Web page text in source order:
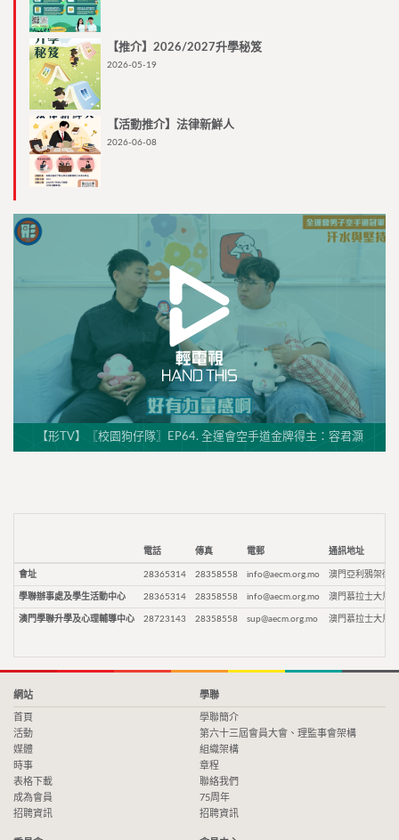
【推介】2026/2027升學秘笈
2026-05-19
【活動推介】法律新鮮人
2026-06-08
【形TV】〖校園狗仔隊〗EP64. 全運會空手道金牌得主：容君灝
電話 傳真 電郵 通訊地址
會址 28365314 28358558 info@aecm.org.mo 澳門亞利鴉架街9
學聯辦事處及學生活動中心 28365314 28358558 info@aecm.org.mo 澳門慕拉士大馬
澳門學聯升學及心理輔導中心 28723143 28358558 sup@aecm.org.mo 澳門慕拉士大馬
網站
首頁
活動
媒體
時事
表格下載
成為會員
招聘資訊
學聯
學聯簡介
第六十三屆會員大會、理監事會架構
組織架構
章程
聯絡我們
75周年
招聘資訊